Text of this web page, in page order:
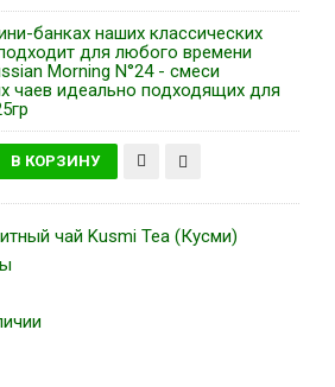
банках наших классических
для любого времени
Morning N°24 - смеси
чаев идеально подходящих для
чай Kusmi Tea (Кусми)